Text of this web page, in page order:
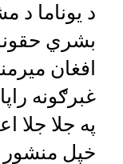
د یوناما د
بشري حقونو
افغان
غبرګونه
په جلا جلا
خپل منشور